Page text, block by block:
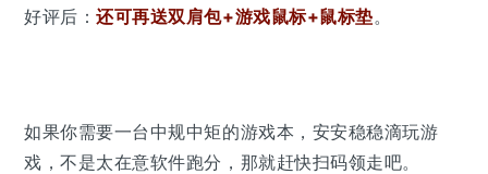
好评后：还可再送双肩包+游戏鼠标+鼠标垫。
如果你需要一台中规中矩的游戏本，安安稳稳滴玩游
戏，不是太在意软件跑分，那就赶快扫码领走吧。